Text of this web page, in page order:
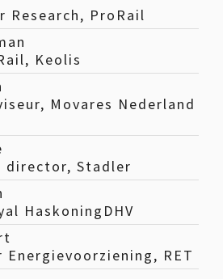
Research, ProRail
Keolis
Movares Nederland
director, Stadler
HaskoningDHV
Energievoorziening, RET